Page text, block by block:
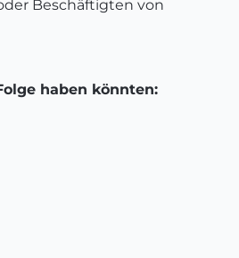
Beschäftigten von
haben könnten: